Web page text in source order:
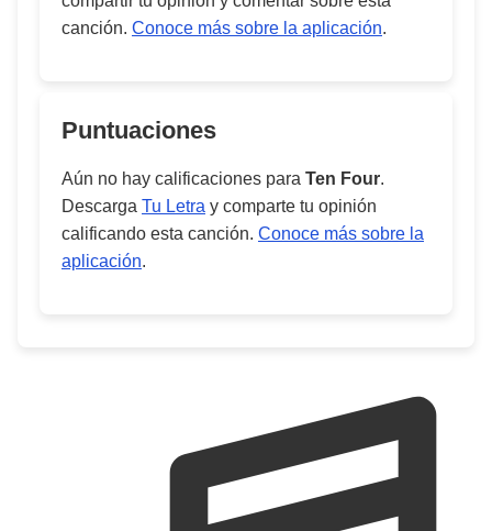
canción. Conoce más sobre la aplicación.
Puntuaciones
Aún no hay calificaciones para Ten Four.
Descarga Tu Letra y comparte tu opinión
calificando esta canción. Conoce más sobre la
aplicación.